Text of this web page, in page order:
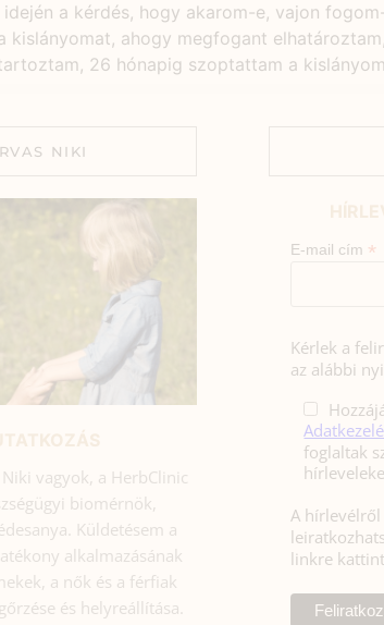
a kérdés, hogy akarom-e, vajon
kislányomat, ahogy megfogant
26 hónapig szoptattam a
NIKI
vagyok, a HerbClinic
biomérnök,
Küldetésem a
alkalmazásának
a nők és a férfiak
és helyreállítása.
E-mail cím *
Kérlek a
az alábbi
foglaltak
A
linkre